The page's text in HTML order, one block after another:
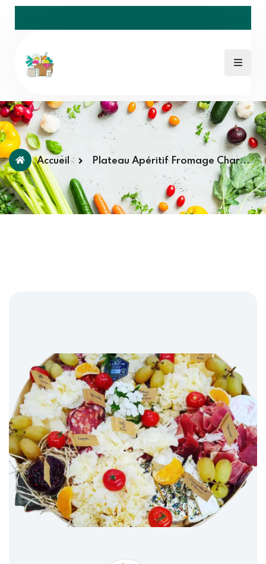
Accueil Plateau Apéritif Fromage Char...